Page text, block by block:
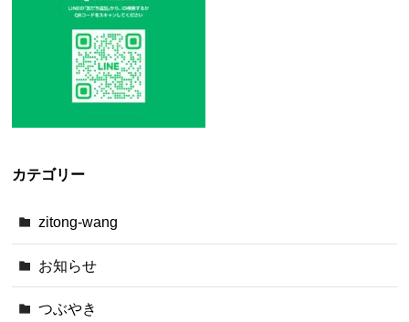
カテゴリー
zitong-wang
お知らせ
つぶやき